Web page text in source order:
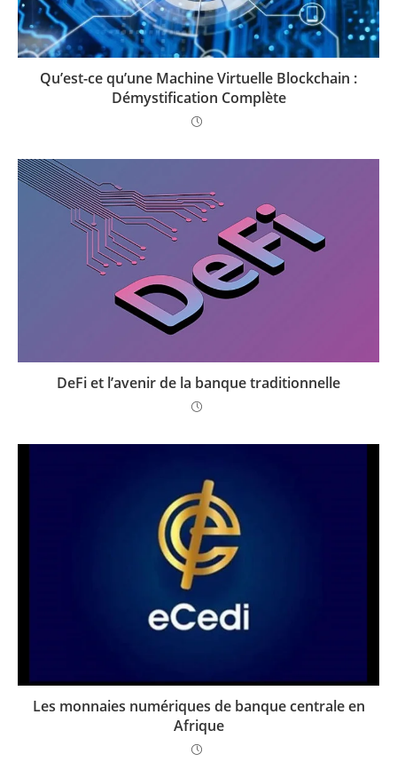
Qu’est-ce qu’une Machine Virtuelle Blockchain :
Démystification Complète
DeFi et l’avenir de la banque traditionnelle
Les monnaies numériques de banque centrale en
Afrique